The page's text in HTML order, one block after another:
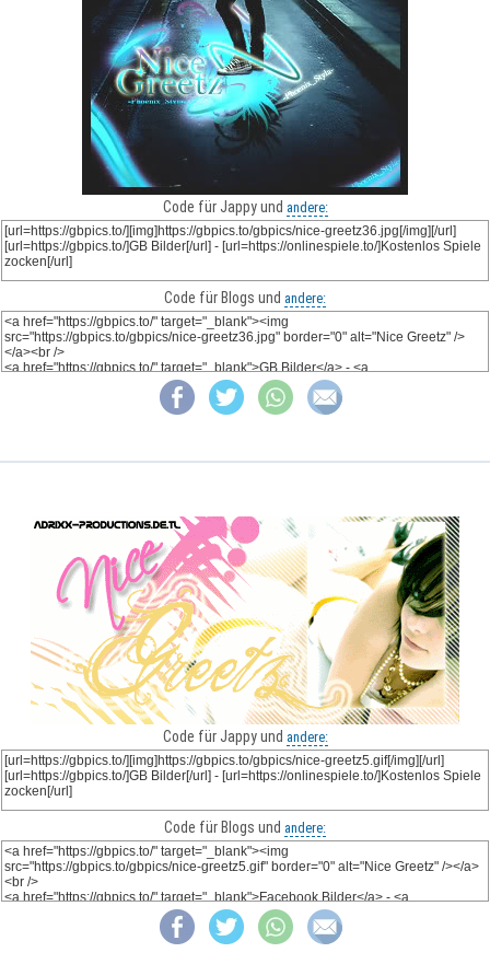
Code für Jappy und andere:
Code für Blogs und andere:
Code für Jappy und andere:
Code für Blogs und andere: